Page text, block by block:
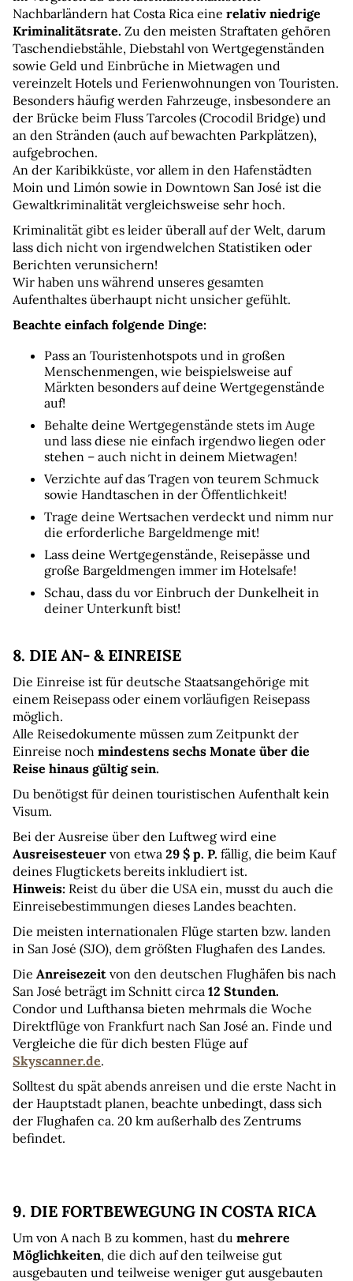
Nachbarländern hat Costa Rica eine relativ niedrige
Kriminalitätsrate. Zu den meisten Straftaten gehören
Taschendiebstähle, Diebstahl von Wertgegenständen
sowie Geld und Einbrüche in Mietwagen und
vereinzelt Hotels und Ferienwohnungen von Touristen.
Besonders häufig werden Fahrzeuge, insbesondere an
der Brücke beim Fluss Tarcoles (Crocodil Bridge) und
an den Stränden (auch auf bewachten Parkplätzen),
aufgebrochen.
An der Karibikküste, vor allem in den Hafenstädten
Moin und Limón sowie in Downtown San José ist die
Gewaltkriminalität vergleichsweise sehr hoch.
Kriminalität gibt es leider überall auf der Welt, darum
lass dich nicht von irgendwelchen Statistiken oder
Berichten verunsichern!
Wir haben uns während unseres gesamten
Aufenthaltes überhaupt nicht unsicher gefühlt.
Beachte einfach folgende Dinge:
Pass an Touristenhotspots und in großen
Menschenmengen, wie beispielsweise auf
Märkten besonders auf deine Wertgegenstände
auf!
Behalte deine Wertgegenstände stets im Auge
und lass diese nie einfach irgendwo liegen oder
stehen – auch nicht in deinem Mietwagen!
Verzichte auf das Tragen von teurem Schmuck
sowie Handtaschen in der Öffentlichkeit!
Trage deine Wertsachen verdeckt und nimm nur
die erforderliche Bargeldmenge mit!
Lass deine Wertgegenstände, Reisepässe und
große Bargeldmengen immer im Hotelsafe!
Schau, dass du vor Einbruch der Dunkelheit in
deiner Unterkunft bist!
8. DIE AN- & EINREISE
Die Einreise ist für deutsche Staatsangehörige mit
einem Reisepass oder einem vorläufigen Reisepass
möglich.
Alle Reisedokumente müssen zum Zeitpunkt der
Einreise noch mindestens sechs Monate über die
Reise hinaus gültig sein.
Du benötigst für deinen touristischen Aufenthalt kein
Visum.
Ausreisesteuer von etwa 29 $ p. P. fällig, die beim Kauf
deines Flugtickets bereits inkludiert ist.
Hinweis: Reist du über die USA ein, musst du auch die
Einreisebestimmungen dieses Landes beachten.
Die meisten internationalen Flüge starten bzw. landen
in San José (SJO), dem größten Flughafen des Landes.
Die Anreisezeit von den deutschen Flughäfen bis nach
San José beträgt im Schnitt circa 12 Stunden.
Condor und Lufthansa bieten mehrmals die Woche
Direktflüge von Frankfurt nach San José an. Finde und
Vergleiche die für dich besten Flüge auf
Skyscanner.de.
Solltest du spät abends anreisen und die erste Nacht in
der Hauptstadt planen, beachte unbedingt, dass sich
der Flughafen ca. 20 km außerhalb des Zentrums
befindet.
9. DIE FORTBEWEGUNG IN COSTA RICA
Um von A nach B zu kommen, hast du mehrere
Möglichkeiten, die dich auf den teilweise gut
ausgebauten und teilweise weniger gut ausgebauten